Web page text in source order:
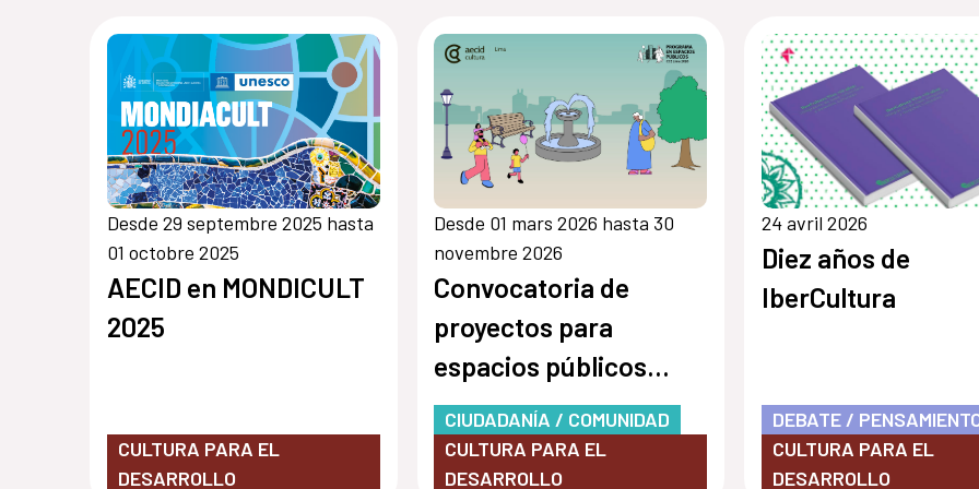
Desde 29 septembre 2025 hasta
01 octobre 2025
AECID en MONDICULT
2025
CULTURA PARA EL
DESARROLLO
Desde 01 mars 2026 hasta 30
novembre 2026
Convocatoria de
proyectos para
espacios públicos
2026
CIUDADANÍA / COMUNIDAD
CULTURA PARA EL
DESARROLLO
24 avril 2026
Diez años de
IberCultura
DEBATE /
CULTURA PARA EL
DESARROLLO